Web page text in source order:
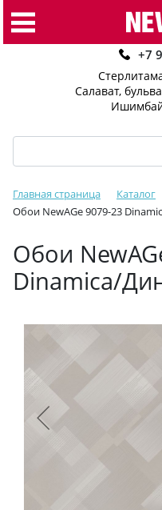
+7
Салават,
Главная страница Каталог
Обои NewAGe 9079-23
Обои
Dinamica/